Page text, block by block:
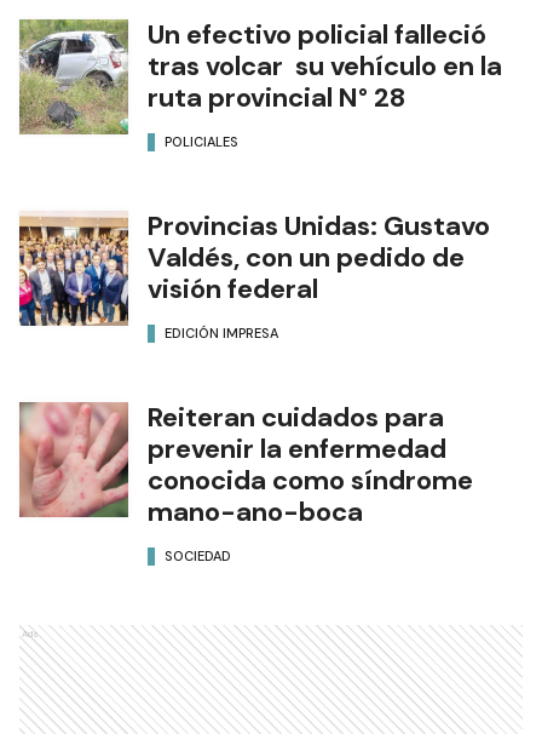
Un efectivo policial falleció
tras volcar su vehículo en la
ruta provincial N° 28
POLICIALES
Provincias Unidas: Gustavo
Valdés, con un pedido de
visión federal
EDICIÓN IMPRESA
Reiteran cuidados para
prevenir la enfermedad
conocida como síndrome
mano-ano-boca
SOCIEDAD
Ads